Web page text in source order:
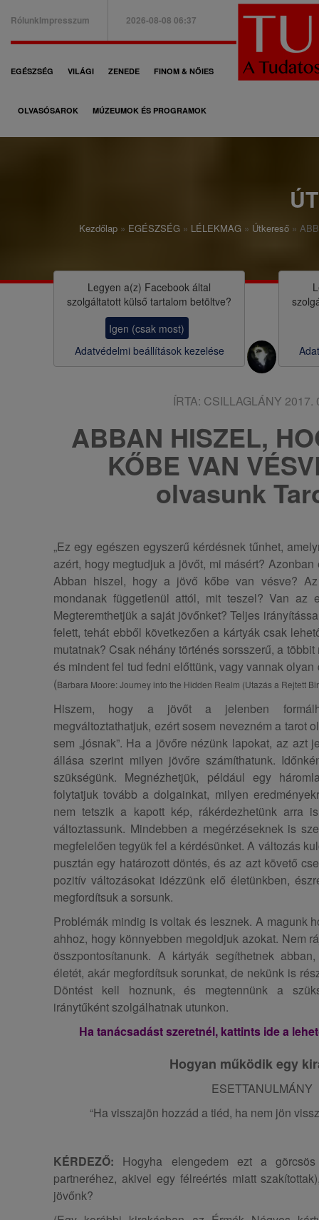
B
a
e
n
RólunkImpresszum 2026-08-08 06:37
F
ő
i
EGÉSZSÉG VILÁGI ZENEDE FINOM & NŐIES
OLVASÓSAROK MÚZEUMOK ÉS PROGRAMOK
o
Kezdőlap EGÉSZSÉG LÉLEKMAG Útkereső
Legyen a(z) Facebook által
szolgáltatott külső tartalom betöltve?
Igen (csak most)
Adatvédelmi beállítások kezelése
ÍRTA: CSILLAGLÁNY 2017.
ABBAN HISZEL,
KŐBE VAN
olvasunk
„Ez egy egészen egyszerű kérdésnek tűnhet,
azért, hogy megtudjuk a jövőt, mi másért?
Abban hiszel, hogy a jövő kőbe van vésve?
mondanak függetlenül attól, mit teszel? Van az
Megteremthetjük a saját jövőnket? Teljes
felett, tehát ebből következően a kártyák csak
mutatnak? Csak néhány történés sorsszerű, a
és mindent fel tud fedni előttünk, vagy vannak
(Barbara Moore: Journey into the Hidden Realm (Utazás a Rejtett
Hiszem, hogy a jövőt a jelenben
megváltoztathatjuk, ezért sosem nevezném a tarot
sem „jósnak”. Ha a jövőre nézünk lapokat, az azt
állása szerint milyen jövőre számíthatunk.
szükségünk. Megnézhetjük, például egy
folytatjuk tovább a dolgainkat, milyen
nem tetszik a kapott kép, rákérdezhetünk arra
változtassunk. Mindebben a megérzéseknek is
megfelelően tegyük fel a kérdésünket. A változás
pusztán egy határozott döntés, és az azt követő
pozitív változásokat idézzünk elő életünkben,
megfordítsuk a sorsunk.
Problémák mindig is voltak és lesznek. A magunk
ahhoz, hogy könnyebben megoldjuk azokat. Nem
összpontosítanunk. A kártyák segíthetnek
életét, akár megfordítsuk sorunkat, de nekünk is
Döntést kell hoznunk, és megtennünk a
iránytűként szolgálhatnak utunkon.
Ha tanácsadást szeretnél, kattints ide a
Hogyan működik egy
ESETTANULMÁNY
“Ha visszajön hozzád a tiéd, ha nem jön
KÉRDEZŐ: Hogyha elengedem ezt a
partneréhez, akivel egy félreértés miatt
jövőnk?